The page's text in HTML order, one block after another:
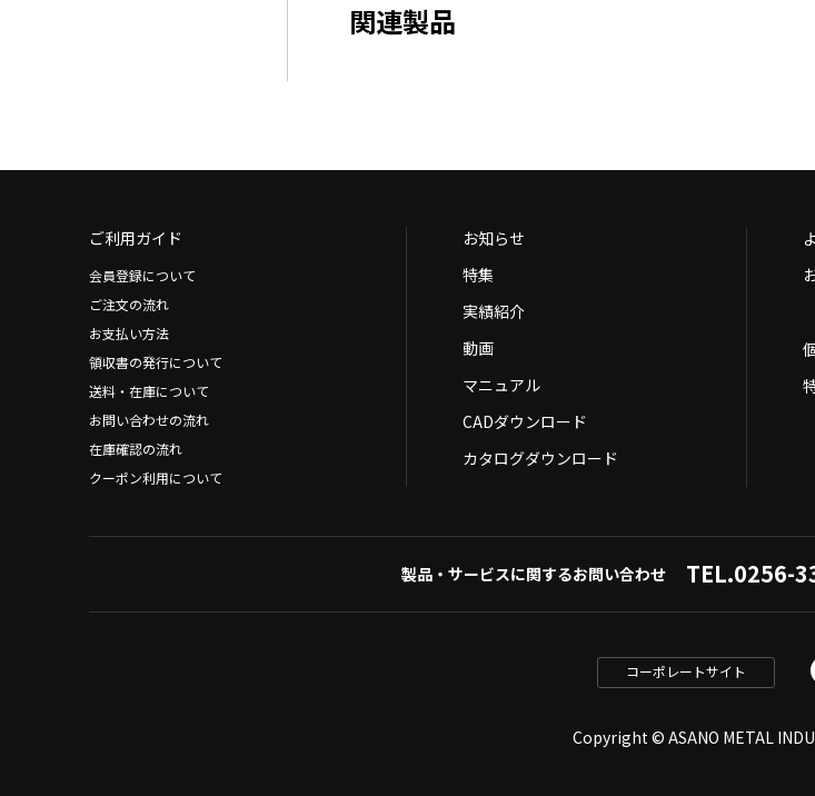
関連製品
ご利用ガイド
会員登録について
ご注文の流れ
お支払い方法
領収書の発行について
送料・在庫について
お問い合わせの流れ
在庫確認の流れ
クーポン利用について
お知らせ
特集
実績紹介
動画
マニュアル
CADダウンロード
カタログダウンロード
製品・サービスに関するお問い合わせ TEL.0256-
コーポレートサイト
Copyright © ASANO METAL